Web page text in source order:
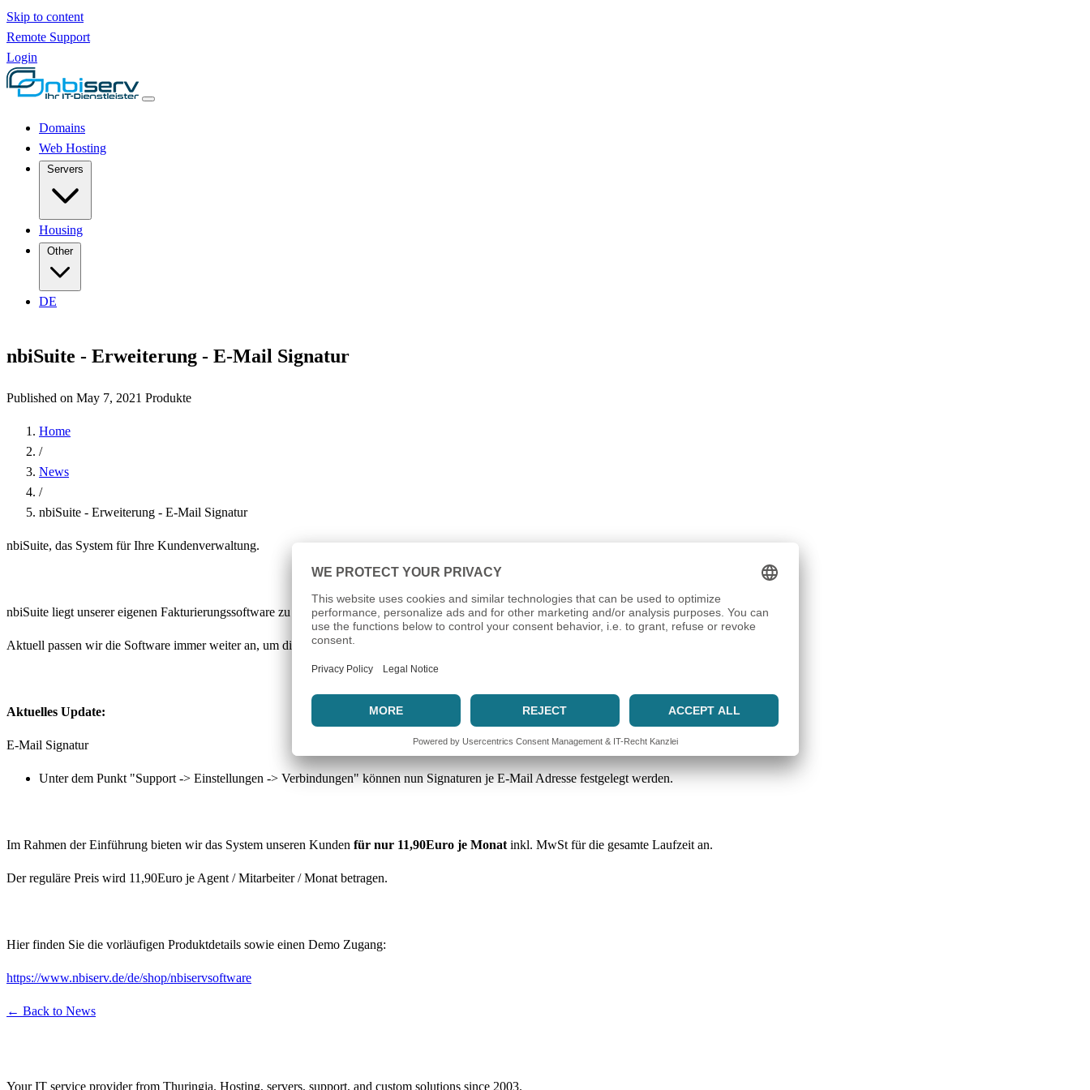
Skip to content
Remote Support
Login
Domains
Web Hosting
Housing
Other
DE
nbiSuite - Erweiterung - E-Mail Signatur
Published on May 7, 2021 Produkte
Home
/
News
/
nbiSuite - Erweiterung - E-Mail Signatur
nbiSuite, das System für Ihre Kundenverwaltung.
nbiSuite liegt unserer eigenen Fakturierungssoftware zu Grunde, die wir seit nun über 10 Jahren einsetzen.
Aktuell passen wir die Software immer weiter an, um diese White Label und somit auch für andere Hoster Interessant zu gestalten.
Aktuelles Update:
E-Mail Signatur
Unter dem Punkt "Support -> Einstellungen -> Verbindungen" können nun Signaturen je E-Mail Adresse festgelegt werden.
Im Rahmen der Einführung bieten wir das System unseren Kunden für nur 11,90Euro je Monat inkl. MwSt für die gesamte Laufzeit an.
Der reguläre Preis wird 11,90Euro je Agent / Mitarbeiter / Monat betragen.
Hier finden Sie die vorläufigen Produktdetails sowie einen Demo Zugang:
https://www.nbiserv.de/de/shop/nbiservsoftware
← Back to News
Your IT service provider from Thuringia. Hosting, servers, support, and custom solutions since 2003.